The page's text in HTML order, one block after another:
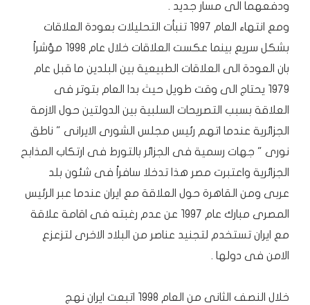
ودفعهما الى مسار جديد .
ومع انتهاء العام 1997 تنبأت التحليلات بعودة العلاقات
بشكل سريع بينما عكست العلاقات خلال عام 1998 مؤشراً
بان العودة الى العلاقات الطبيعية بين البلدين ما قبل عام
1979 يحتاج الى وقت طويل حيث بدا العام بتوتر فى
العلاقة بسبب التصريحات السلبية بين الدولتين حول الازمة
الجزائرية عندما اتهم رئيس مجلس الشورى الايرانى " ناطق
نورى " جهات رسمية فى الجزائر بالتورط فى ارتكاب المذابح
الجزائرية واعتبرت مصر هذا تدخلا سافراً فى شئون بلد
عربى ومن القاهرة حول العلاقة مع ايران عندما عبر الرئيس
المصرى مبارك عام 1997 عن عدم رغبته فى اقامة علاقة
مع ايران تستخدم لتجنيد عناصر من البلاد الاخرى لتزعزع
الامن فى دولها .
خلال النصف الثانى من العام 1998 اتبعت ايران نهج